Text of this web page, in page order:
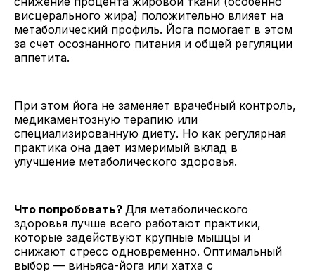
висцерального жира) положительно влияет на
метаболический профиль. Йога помогает в этом
за счет осознанного питания и общей регуляции
аппетита.
При этом йога не заменяет врачебный контроль,
медикаментозную терапию или
специализированную диету. Но как регулярная
практика она дает измеримый вклад в
улучшение метаболического здоровья.
Что попробовать? Для метаболического
здоровья лучше всего работают практики,
которые задействуют крупные мышцы и
снижают стресс одновременно. Оптимальный
выбор — виньяса-йога или хатха с